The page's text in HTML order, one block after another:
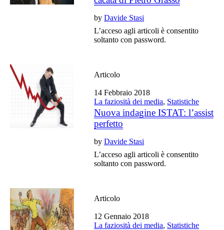
byDavide Stasi
L’acceso agli articoli è consentito
soltanto con password.
Articolo
14 Febbraio 2018
La faziosità dei media, Statistiche
Nuova indagine ISTAT: l’assist
perfetto
byDavide Stasi
L’acceso agli articoli è consentito
soltanto con password.
Articolo
12 Gennaio 2018
La faziosità dei media, Statistiche